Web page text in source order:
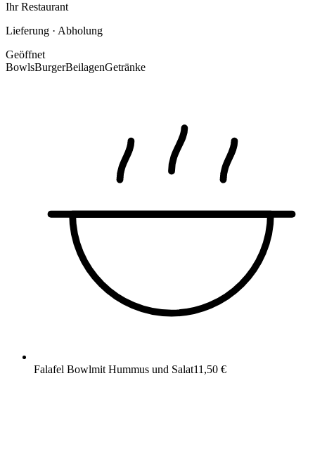
Ihr Restaurant
Lieferung · Abholung
Geöffnet
BowlsBurgerBeilagenGetränke
Falafel Bowlmit Hummus und Salat11,50 €